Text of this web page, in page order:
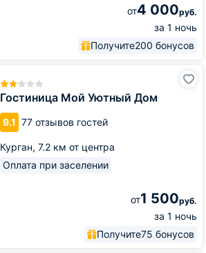
от4 000руб.
за 1 ночь
Получите200 бонусов
Гостиница Мой Уютный Дом
9.1 77 отзывов гостей
Курган, 7.2 км от центра
Оплата при заселении
от1 500руб.
за 1 ночь
Получите75 бонусов